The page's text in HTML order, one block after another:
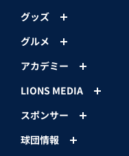
グッズ
グルメ
アカデミー
LIONS MEDIA
スポンサー
球団情報